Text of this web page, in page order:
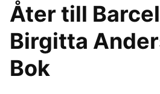
Åter till
Birgitta
Bok